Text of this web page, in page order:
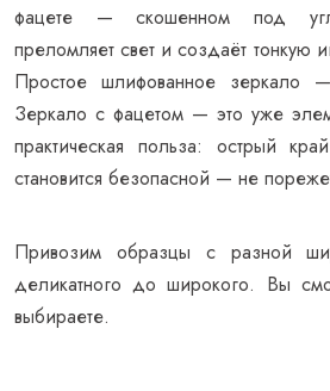
фацете — скошенном под
преломляет свет и создаёт тонкую
Простое шлифованное зеркало
Зеркало с фацетом — это уже
практическая польза: острый
становится безопасной — не
Привозим образцы с разной
деликатного до широкого. Вы
выбираете.